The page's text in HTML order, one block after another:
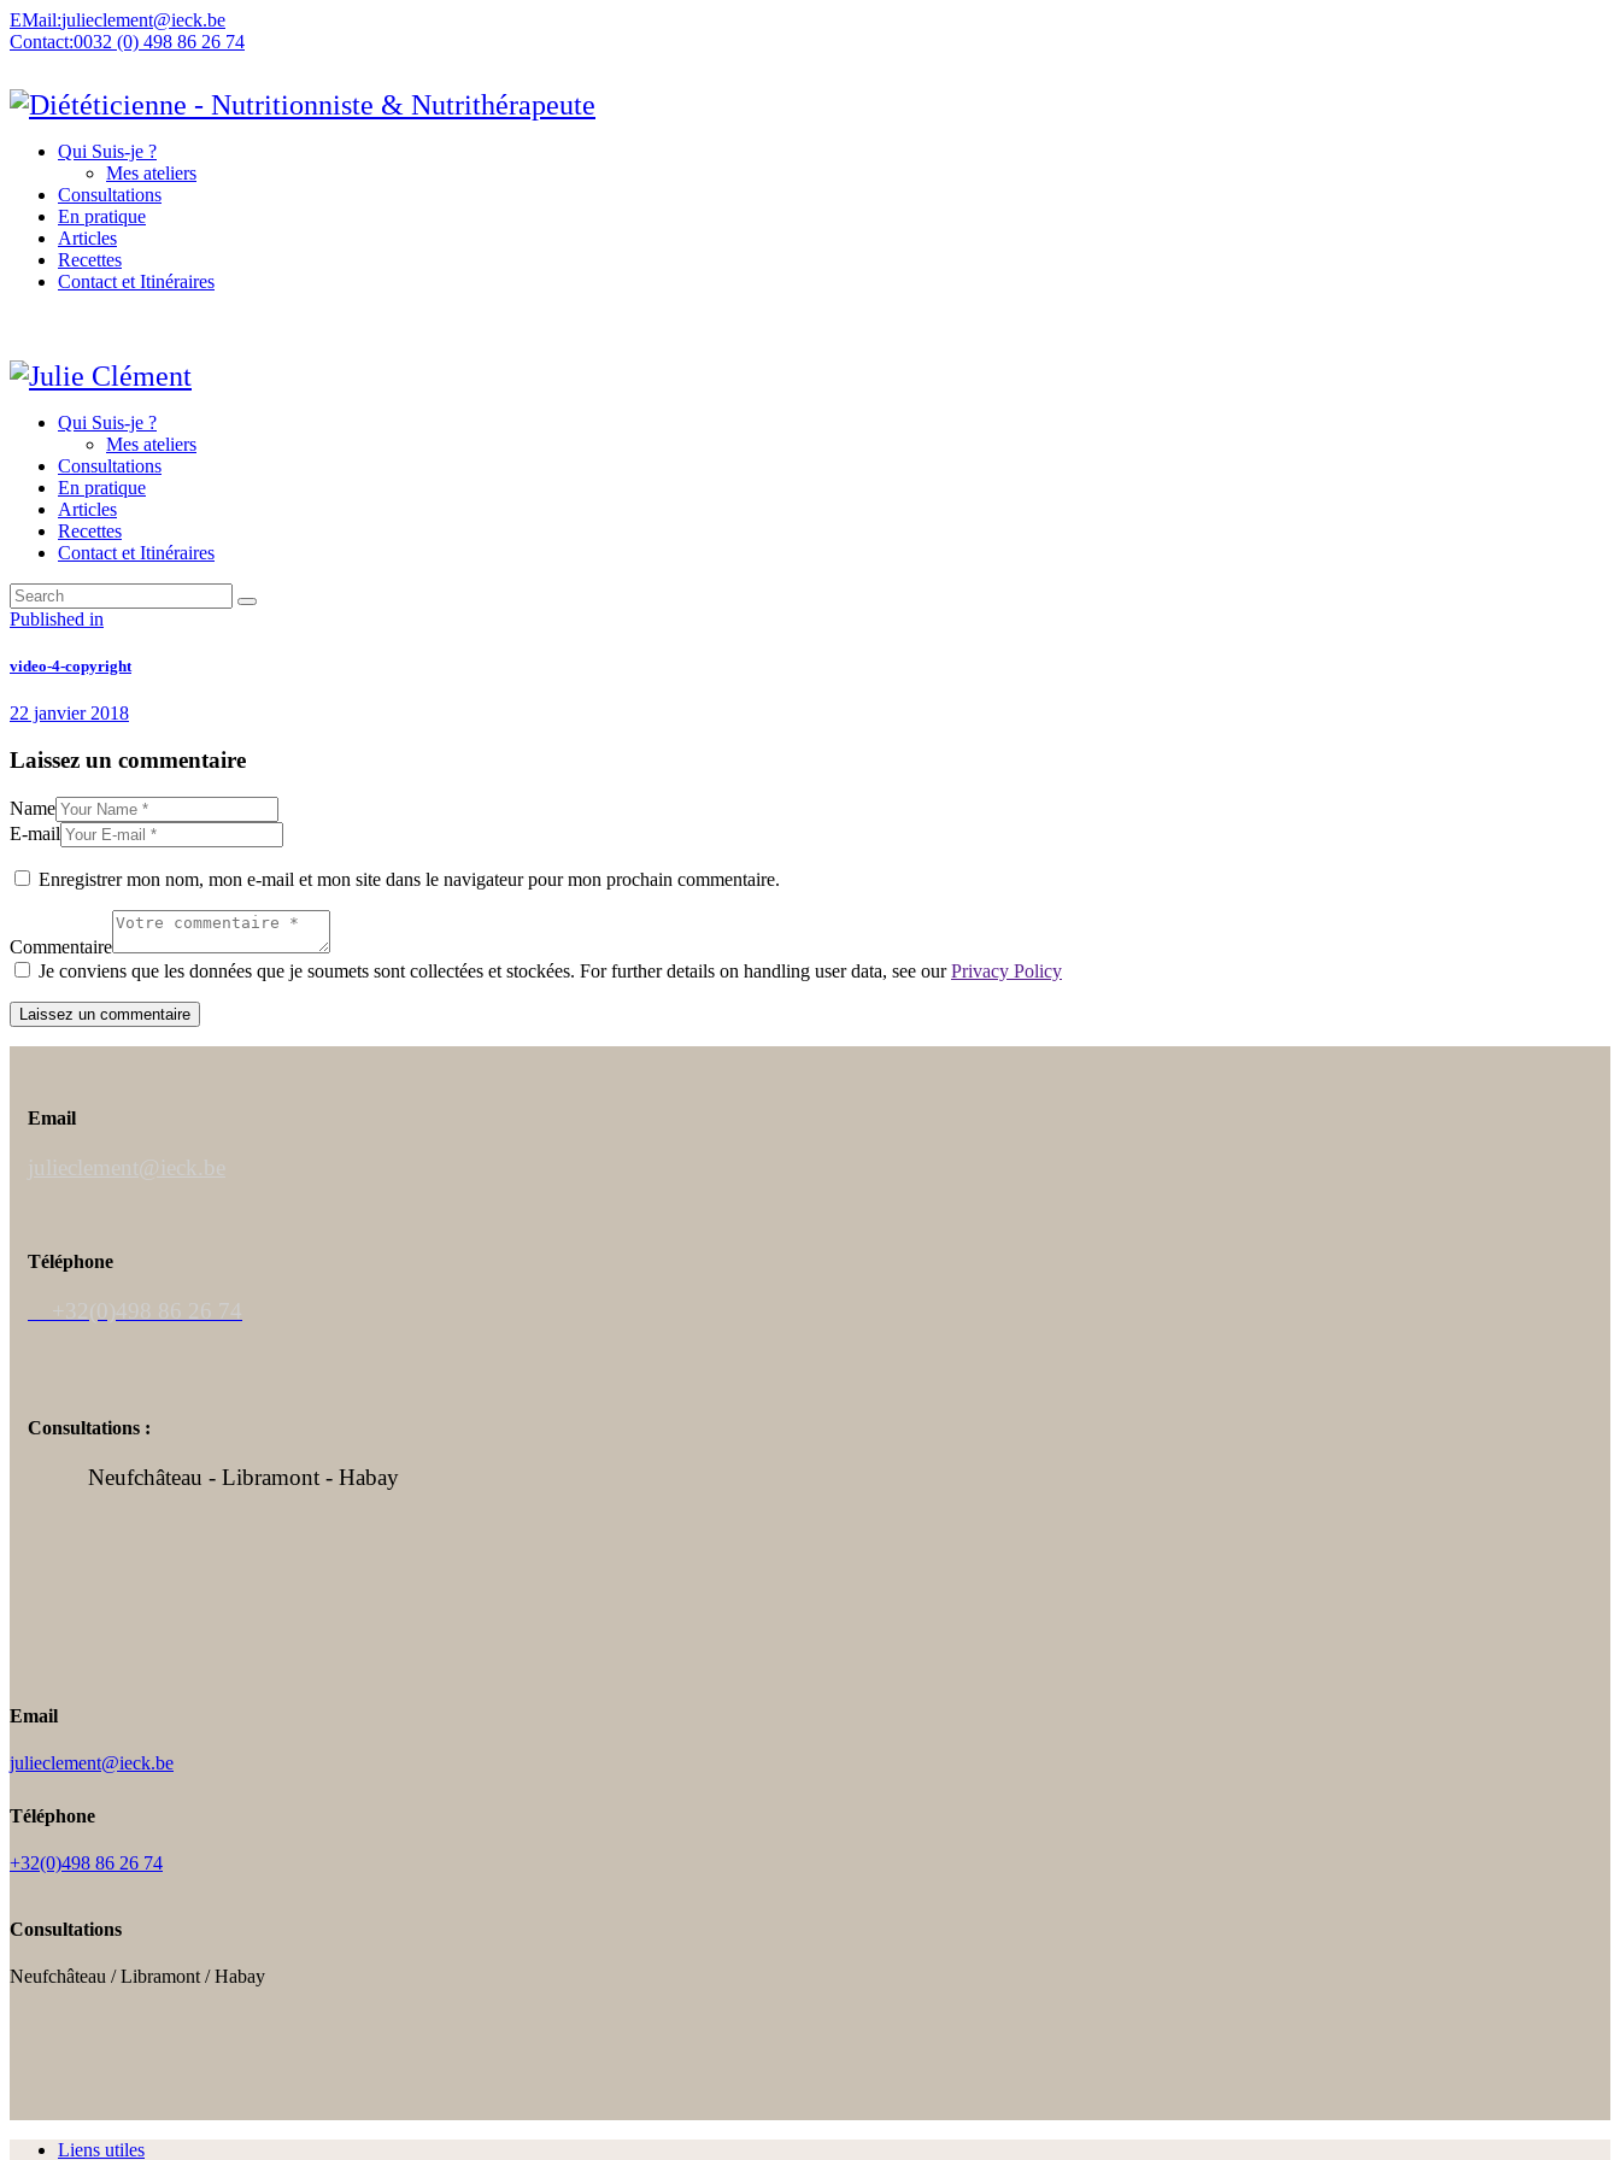
EMail:julieclement@ieck.be
Contact:0032 (0) 498 86 26 74
Qui Suis-je ?
Mes ateliers
Consultations
En pratique
Articles
Recettes
Contact et Itinéraires
Qui Suis-je ?
Mes ateliers
Consultations
En pratique
Articles
Recettes
Contact et Itinéraires
Navigation
de
Published in
video-4-copyright
22 janvier 2018
Laissez un commentaire
Name
E-mail
Enregistrer mon nom, mon e-mail et mon site dans le navigateur pour mon prochain commentaire.
Commentaire
Je conviens que les données que je soumets sont collectées et stockées. For further details on handling user data, see ourPrivacy Policy
Email
julieclement@ieck.be
Téléphone
+32(0)498 86 26 74
Consultations :
Neufchâteau - Libramont - Habay
Email
julieclement@ieck.be
Téléphone
+32(0)498 86 26 74
Consultations
Neufchâteau / Libramont / Habay
Liens utiles